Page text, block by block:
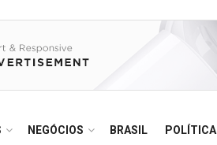
NEGÓCIOS BRASIL POLÍTICA